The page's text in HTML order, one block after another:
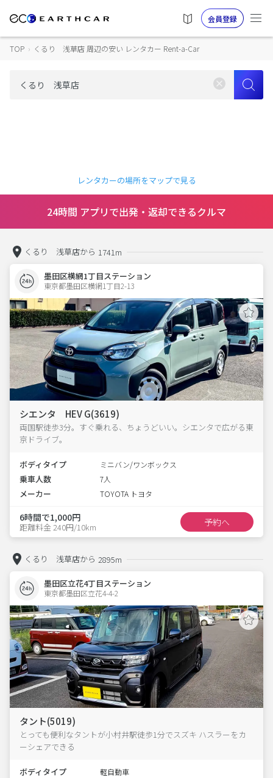
会員登録
TOP › くるり 浅草店 周辺の安い レンタカー Rent-a-Car
レンタカーの場所をマップで見る
24時間 アプリで出発・返却できるクルマ
くるり 浅草店から 1741m
墨田区横網1丁目ステーション
東京都墨田区横網1丁目2-13
シエンタ HEV G(3619)
両国駅徒歩3分。すぐ乗れる、ちょうどいい。シエンタで広がる東
京ドライブ。
ボディタイプ ミニバン/ワンボックス
乗車人数 7人
メーカー TOYOTA トヨタ
6時間で1,000円
距離料金 240円/10km 予約へ
くるり 浅草店から 2895m
墨田区立花4丁目ステーション
東京都墨田区立花4-4-2
タント(5019)
とっても便利なタントが小村井駅徒歩1分でスズキ ハスラーをカ
ーシェアできる
ボディタイプ 軽自動車